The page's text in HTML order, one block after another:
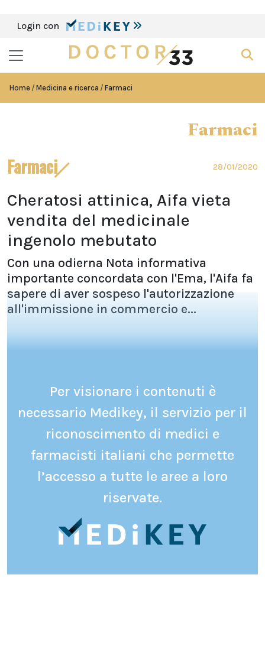
Login con
Home Medicina e ricerca Farmaci
Farmaci
Farmaci 28/01/2020
Cheratosi attinica, Aifa vieta
vendita del medicinale
ingenolo mebutato
Con una odierna Nota informativa
importante concordata con l'Ema, l'Aifa fa
sapere di aver sospeso l'autorizzazione
all'immissione in commercio e...
Per visionare i contenuti è
necessario Medikey, il servizio per il
riconoscimento di medici e
farmacisti italiani che permette
l’accesso a tutte le aree a loro
riservate.